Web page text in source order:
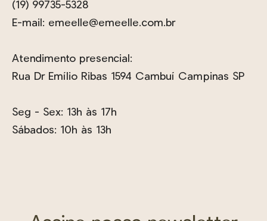
(19) 99735-5328
E-mail: emeelle@emeelle.com.br
Atendimento presencial:
Rua Dr Emílio Ribas 1594 Cambuí Campinas SP
Seg - Sex: 13h às 17h
Sábados: 10h às 13h